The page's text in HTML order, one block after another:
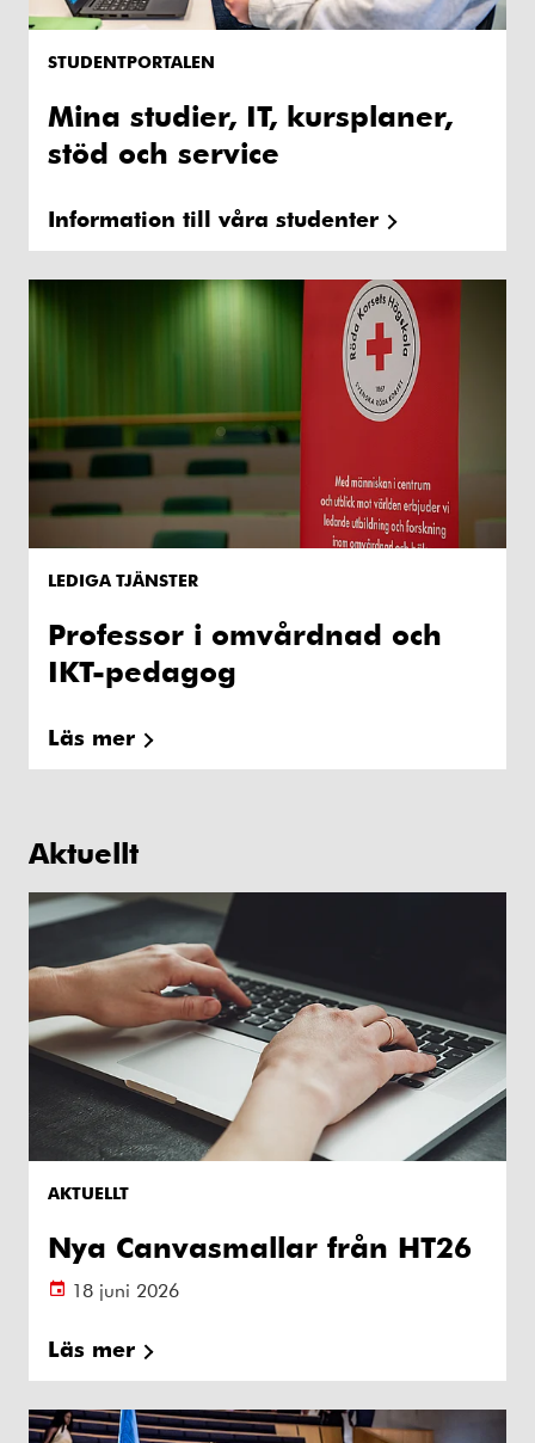
STUDENTPORTALEN
Mina studier, IT, kursplaner,
stöd och service
Information till våra studenter
LEDIGA TJÄNSTER
Professor i omvårdnad och
IKT-pedagog
Läs mer
Aktuellt
AKTUELLT
Nya Canvasmallar från HT26
18 juni 2026
Läs mer